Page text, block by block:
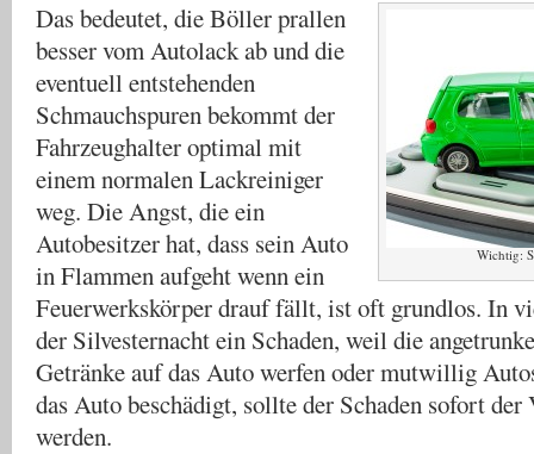
Wichtig:
Das bedeutet, die Böller prallen
besser vom Autolack ab und die
eventuell entstehenden
Schmauchspuren bekommt der
Fahrzeughalter optimal mit
einem normalen Lackreiniger
weg. Die Angst, die ein
Autobesitzer hat, dass sein Auto
in Flammen aufgeht wenn ein
Feuerwerkskörper drauf fällt, ist oft grundlos. In
der Silvesternacht ein Schaden, weil die
Getränke auf das Auto werfen oder mutwillig
das Auto beschädigt, sollte der Schaden sofort der
werden.